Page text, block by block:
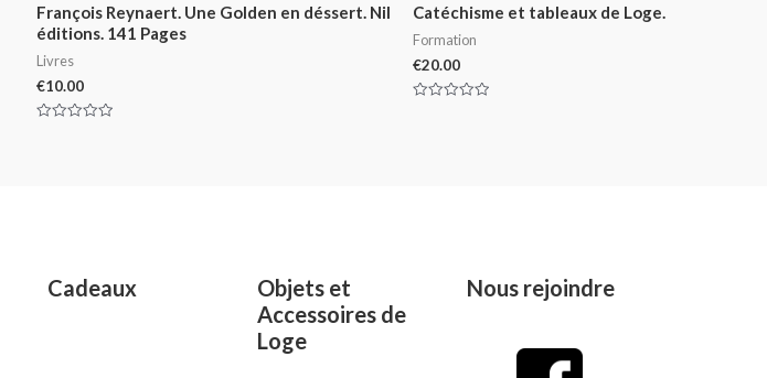
François Reynaert. Une Golden en déssert. Nil
éditions. 141 Pages
Livres
€10.00
Catéchisme et tableaux de Loge.
Formation
€20.00
Cadeaux
Objets et
Accessoires de
Loge
Nous rejoindre